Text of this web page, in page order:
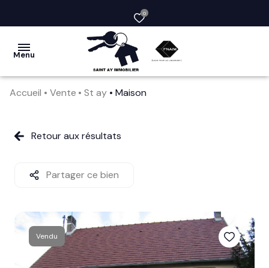
0
Menu
vendre
société
services
clients
Accueil Vente St ay Maison
Retour aux résultats
Partager ce bien
Vendu